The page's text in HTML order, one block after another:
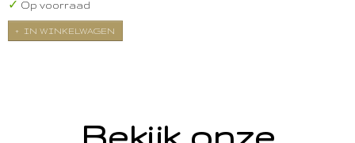
✓ Op voorraad
IN WINKELWAGEN